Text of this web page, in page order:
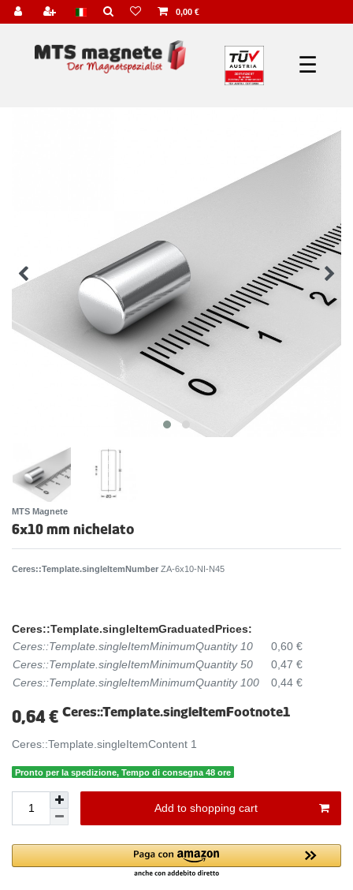
0,00 €
☰
MTS Magnete
6x10 mm nichelato
Ceres::Template.singleItemNumber ZA-6x10-NI-N45
Ceres::Template.singleItemGraduatedPrices:
Ceres::Template.singleItemMinimumQuantity 10
0,60 €
Ceres::Template.singleItemMinimumQuantity 50
0,47 €
Ceres::Template.singleItemMinimumQuantity 100
0,44 €
0,64 € Ceres::Template.singleItemFootnote1
Ceres::Template.singleItemContent 1
Pronto per la spedizione, Tempo di consegna 48 ore
Add to shopping cart